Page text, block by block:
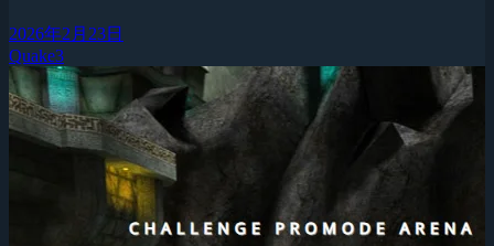
2026年2月23日
Quake3